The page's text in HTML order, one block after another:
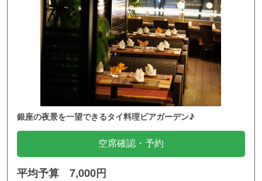
銀座の夜景を一望できるタイ料理ビアガーデン♪
空席確認・予約
平均予算 7,000円